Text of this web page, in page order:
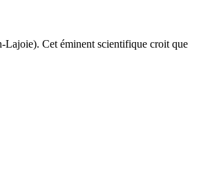
Lajoie). Cet éminent scientifique croit que